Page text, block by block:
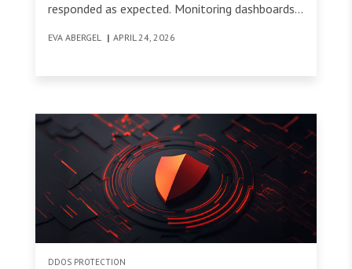
responded as expected. Monitoring dashboards
financial service supporting several million
EVA ABERGEL | APRIL 24, 2026
DDOS PROTECTION